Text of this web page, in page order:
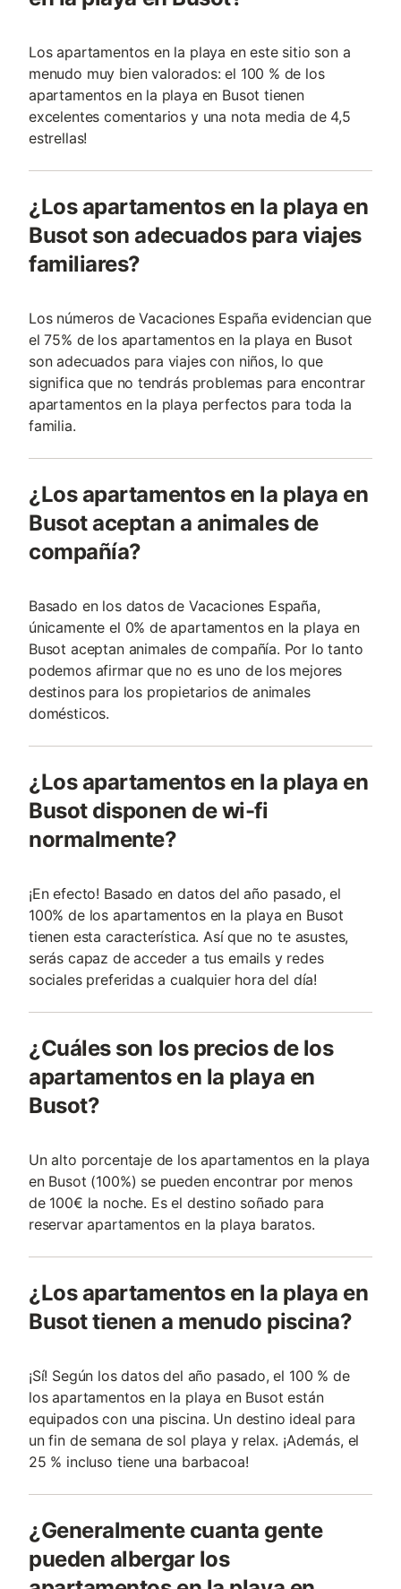
Los apartamentos en la playa en este sitio son a
menudo muy bien valorados: el 100 % de los
apartamentos en la playa en Busot tienen
excelentes comentarios y una nota media de 4,5
estrellas!
¿Los apartamentos en la playa en
Busot son adecuados para viajes
familiares?
Los números de Vacaciones España evidencian que
el 75% de los apartamentos en la playa en Busot
son adecuados para viajes con niños, lo que
significa que no tendrás problemas para encontrar
apartamentos en la playa perfectos para toda la
familia.
¿Los apartamentos en la playa en
Busot aceptan a animales de
compañía?
Basado en los datos de Vacaciones España,
únicamente el 0% de apartamentos en la playa en
Busot aceptan animales de compañía. Por lo tanto
podemos afirmar que no es uno de los mejores
destinos para los propietarios de animales
domésticos.
¿Los apartamentos en la playa en
Busot disponen de wi-fi
normalmente?
¡En efecto! Basado en datos del año pasado, el
100% de los apartamentos en la playa en Busot
tienen esta característica. Así que no te asustes,
serás capaz de acceder a tus emails y redes
sociales preferidas a cualquier hora del día!
¿Cuáles son los precios de los
apartamentos en la playa en
Busot?
Un alto porcentaje de los apartamentos en la playa
en Busot (100%) se pueden encontrar por menos
de 100€ la noche. Es el destino soñado para
reservar apartamentos en la playa baratos.
¿Los apartamentos en la playa en
Busot tienen a menudo piscina?
¡Sí! Según los datos del año pasado, el 100 % de
los apartamentos en la playa en Busot están
equipados con una piscina. Un destino ideal para
un fin de semana de sol playa y relax. ¡Además, el
25 % incluso tiene una barbacoa!
¿Generalmente cuanta gente
pueden albergar los